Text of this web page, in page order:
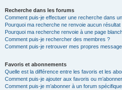
Recherche dans les forums
Comment puis-je effectuer une recherche dans
Pourquoi ma recherche ne renvoie aucun résultat
Pourquoi ma recherche renvoie à une page
Comment puis-je rechercher des membres ?
Comment puis-je retrouver mes propres
Favoris et abonnements
Quelle est la différence entre les favoris et les
Comment puis-je ajouter aux favoris ou
Comment puis-je m’abonner à un forum